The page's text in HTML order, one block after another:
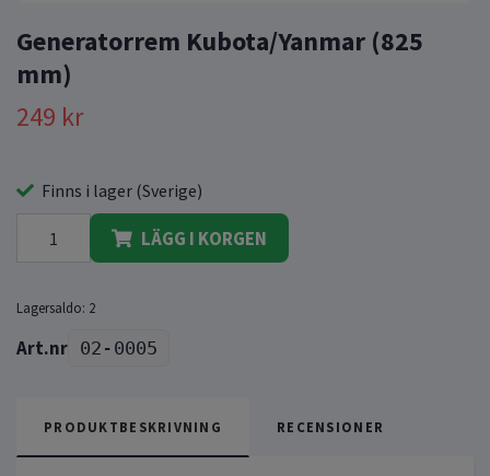
Generatorrem Kubota/Yanmar (825
mm)
249 kr
Finns i lager (Sverige)
LÄGG I KORGEN
Lagersaldo: 2
02-0005
PRODUKTBESKRIVNING RECENSIONER